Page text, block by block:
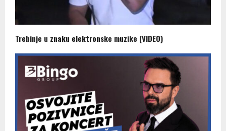
Trebinje u znaku elektronske muzike (VIDEO)